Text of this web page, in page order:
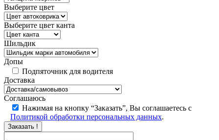
Выберите цвет
Выберите цвет канта
Шильдик
Допы
Подпяточник для водителя
Доставка
Соглашаюсь
Нажимая на кнопку “Заказать”, Вы соглашаетесь с
Политикой обработки персональных данных.
Заказать !